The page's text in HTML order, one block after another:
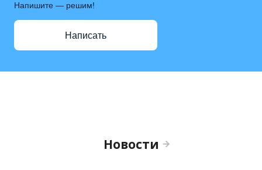
Напишите — решим!
Написать
Новости